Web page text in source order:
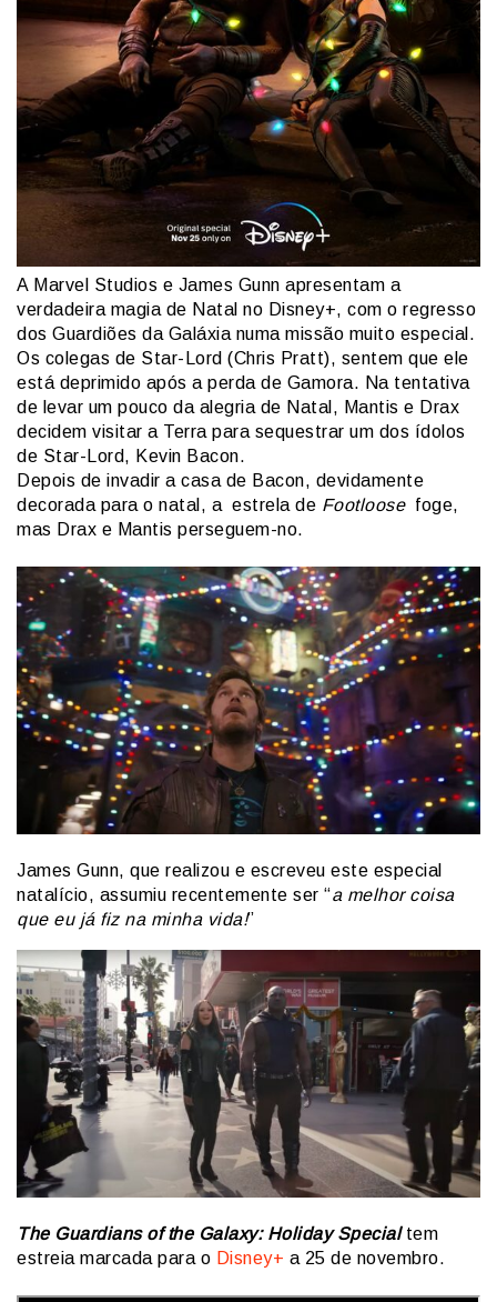
A Marvel Studios e James Gunn apresentam a
verdadeira magia de Natal no Disney+, com o regresso
dos Guardiões da Galáxia numa missão muito especial.
Os colegas de Star-Lord (Chris Pratt), sentem que ele
está deprimido após a perda de Gamora. Na tentativa
de levar um pouco da alegria de Natal, Mantis e Drax
decidem visitar a Terra para sequestrar um dos ídolos
de Star-Lord, Kevin Bacon.
Depois de invadir a casa de Bacon, devidamente
decorada para o natal, a estrela de Footloosefoge,
mas Drax e Mantis perseguem-no.
James Gunn, que realizou e escreveu este especial
natalício, assumiu recentemente ser “a melhor coisa
que eu já fiz na minha vida!”
The Guardians of the Galaxy: Holiday Specialtem
estreia marcada para o Disney+ a 25 de novembro.